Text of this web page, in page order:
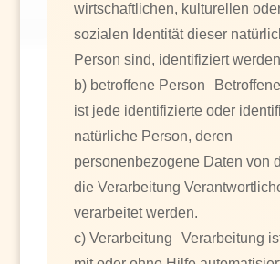
wirtschaftlichen, kulturellen
sozialen Identität dieser
Person sind, identifiziert
b) betroffene Person
ist jede identifizierte oder
natürliche Person, deren
personenbezogene Daten von
die Verarbeitung
verarbeitet werden.
c) Verarbeitung Verarbeitung